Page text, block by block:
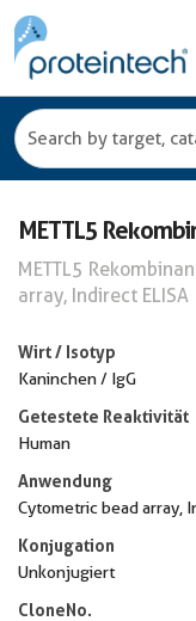
METTL5
METTL5
array, Indirect ELISA
Wirt / Isotyp
Kaninchen / IgG
Getestete Reaktivität
Human
Anwendung
Cytometric bead array,
Konjugation
Unkonjugiert
CloneNo.